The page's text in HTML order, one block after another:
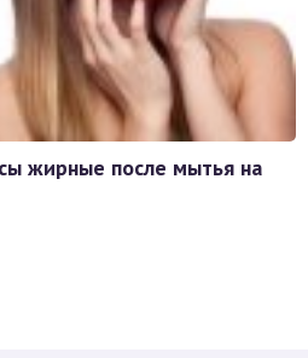
жирные после мытья на